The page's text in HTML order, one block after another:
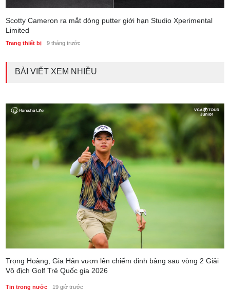
Scotty Cameron ra mắt dòng putter giới hạn Studio Xperimental
Limited
Trang thiết bị 9 tháng trước
BÀI VIẾT XEM NHIỀU
Trọng Hoàng, Gia Hân vươn lên chiếm đỉnh bảng sau vòng 2 Giải
Vô địch Golf Trẻ Quốc gia 2026
Tin trong nước 19 giờ trước